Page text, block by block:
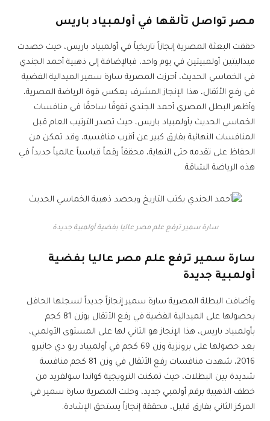
مصر تواصل تألقها في أولمبياد باريس
حققت البعثة المصرية إنجازاً تاريخياً في أولمبياد باريس، حيث حصدت
ميداليتين أولمبيتين في يوم واحد، فبالإضافة إلى ذهبية أحمد الجندي
في الخماسي الحديث، أحرزت المصرية سارة سمير الميدالية الفضية
في رفع الأثقال، هذا الإنجاز المشرف يعكس قوة الرياضة المصرية،
وأظهر البطل المصري أحمد الجندي تفوقًا ساحقًا في منافسات
الخماسي الحديث بأولمبياد باريس، حيث تصدر الترتيب العام قبل
المنافسات النهائية بفارق كبير عن أقرب منافسيه، وقد تمكن من
الحفاظ على تقدمه حتى النهاية، محققاً رقماً قياسياً عالمياً جديداً في
هذه الرياضة الشاقة.
سارة سمير ترفع علم مصر عاليا بفضية أولمبية جديدة
سارة سمير ترفع علم مصر عاليا بفضية
أولمبية جديدة
وأضافت البطلة المصرية سارة سمير إنجازاً جديداً لسجلها الحافل
بحصولها على الميدالية الفضية في رفع الأثقال بوزن 81 كجم
بأولمبياد باريس، هذا الإنجاز هو الثاني لها على المستوى الأولمبي،
بعد حصولها على برونزية وزن 69 كجم في أولمبياد ريو دي جانيرو
2016، شهدت منافسات رفع الأثقال في وزن 81 كجم منافسة
شديدة بين البطلات، حيث تمكنت النرويجية كواندا سولفريد من
خطف الذهبية برقم أولمبي جديد، وحلت المصرية سارة سمير في
المركز الثاني بفارق قليل، محققة إنجازاً يستحق الإشادة.